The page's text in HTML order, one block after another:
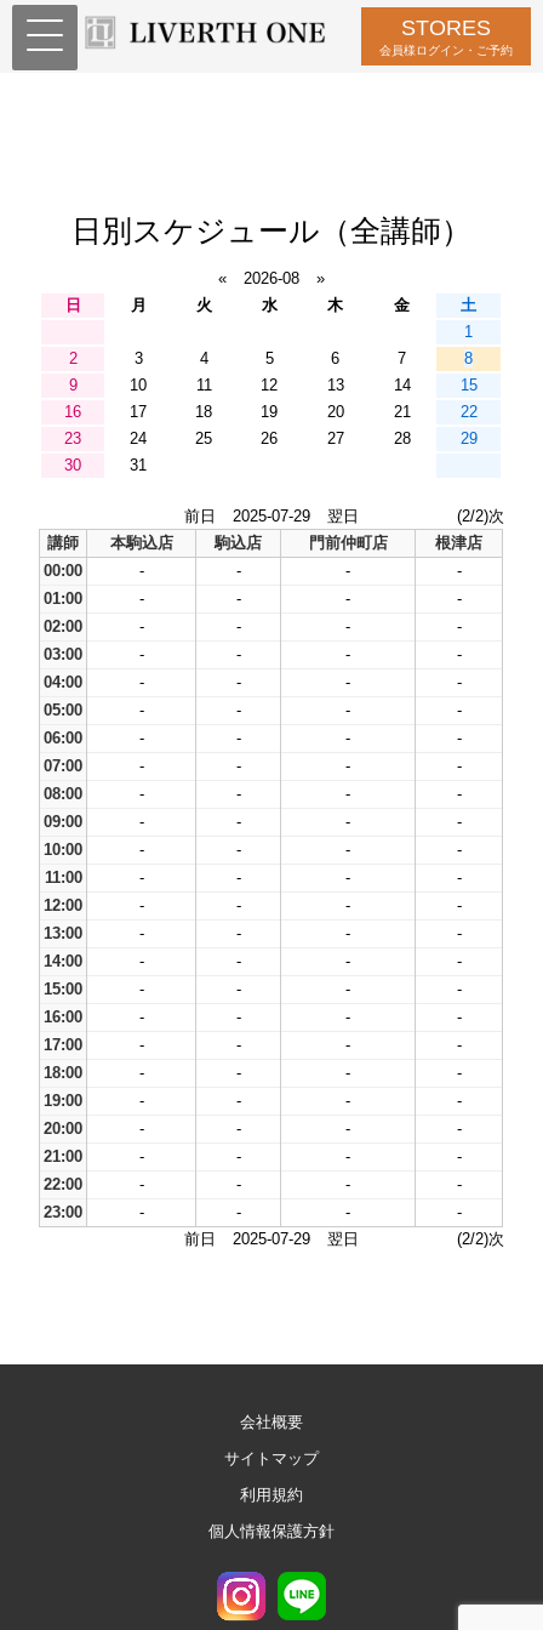
STORES
会員様ログイン・ご予約
日別スケジュール（全講師）
« 2026-08
»
日
月 火 水 木 金
土
1
2
3 4 5 6 7
8
9
10 11 12 13 14
15
16
17 18 19 20 21
22
23
24 25 26 27 28
29
30
31
前日 2025-07-29 翌日
(2/2)次
講師
本駒込店 駒込店 門前仲町店
根津店
00:00
- - -
-
01:00
- - -
-
02:00
- - -
-
03:00
- - -
-
04:00
- - -
-
05:00
- - -
-
06:00
- - -
-
07:00
- - -
-
08:00
- - -
-
09:00
- - -
-
10:00
- - -
-
11:00
- - -
-
12:00
- - -
-
13:00
- - -
-
14:00
- - -
-
15:00
- - -
-
16:00
- - -
-
17:00
- - -
-
18:00
- - -
-
19:00
- - -
-
20:00
- - -
-
21:00
- - -
-
22:00
- - -
-
23:00
- - -
-
前日
2025-07-29 翌日 (2/2)次
会社概要
サイトマップ
利用規約
個人情報保護方針